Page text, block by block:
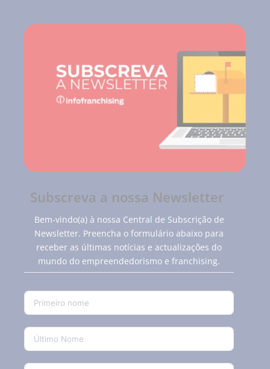
Subscreva a nossa Newsletter
Bem-vindo(a) à nossa Central de Subscrição de
Newsletter. Preencha o formulário abaixo para
receber as últimas notícias e actualizações do
mundo do empreendedorismo e franchising.